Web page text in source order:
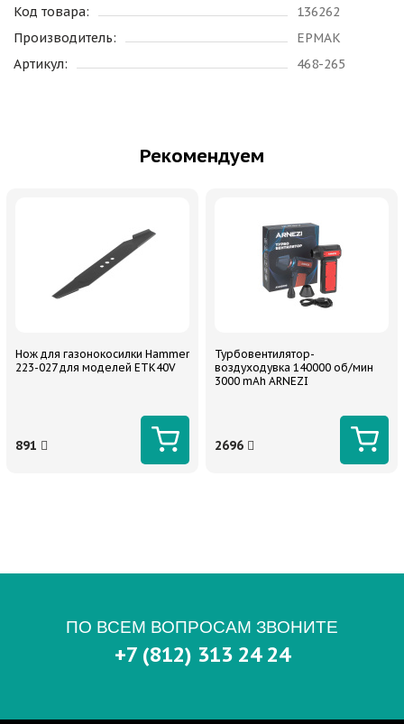
Код товара:
136262
Производитель:
ЕРМАК
Артикул:
468-265
Рекомендуем
Нож для газонокосилки Hammer
223-027 для моделей ETK40V
891
Турбовентилятор-
воздуходувка 140000 об/мин
3000 mAh ARNEZI
2696
ПО ВСЕМ ВОПРОСАМ ЗВОНИТЕ
+7 (812) 313 24 24